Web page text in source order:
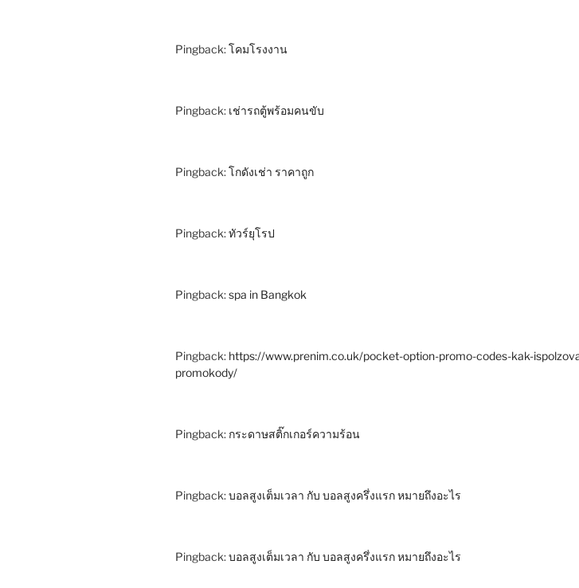
Pingback:โคมโรงงาน
Pingback: เช่ารถตู้พร้อมคนขับ
Pingback:โกดังเช่า ราคาถูก
Pingback:ทัวร์ยุโรป
Pingback:spa in Bangkok
Pingback: https://www.prenim.co.uk/pocket-option-promo-codes-kak-
promokody/
Pingback: กระดาษสติ๊กเกอร์ความร้อน
Pingback:บอลสูงเต็มเวลา กับ บอลสูงครึ่งแรก หมายถึงอะไร
Pingback:บอลสูงเต็มเวลา กับ บอลสูงครึ่งแรก หมายถึงอะไร